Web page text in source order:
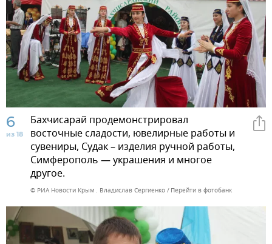
6
из 18
Бахчисарай продемонстрировал
восточные сладости, ювелирные работы и
сувениры, Судак – изделия ручной работы,
Симферополь — украшения и многое
другое.
© РИА Новости Крым . Владислав Сергиенко Перейти в фотобанк